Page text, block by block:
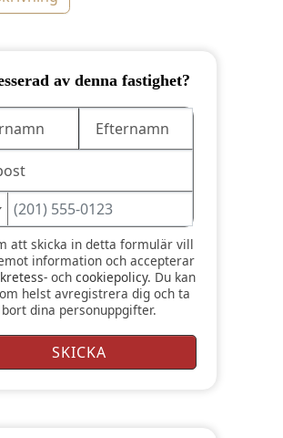
av denna fastighet?
information och accepterar
och cookiepolicy. Du kan
helst avregistrera dig och ta
bort dina personuppgifter.